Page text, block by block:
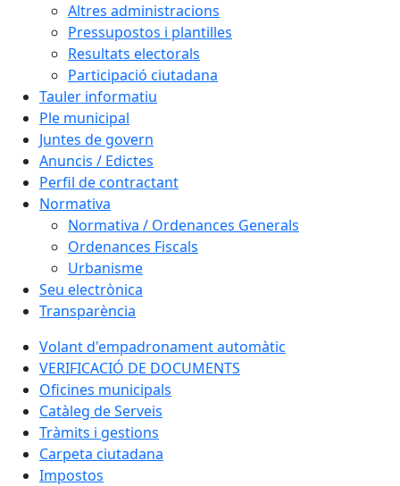
Altres administracions
Pressupostos i plantilles
Resultats electorals
Participació ciutadana
Tauler informatiu
Ple municipal
Juntes de govern
Anuncis / Edictes
Perfil de contractant
Normativa
Normativa / Ordenances Generals
Ordenances Fiscals
Urbanisme
Seu electrònica
Transparència
Volant d'empadronament automàtic
VERIFICACIÓ DE DOCUMENTS
Oficines municipals
Catàleg de Serveis
Tràmits i gestions
Carpeta ciutadana
Impostos